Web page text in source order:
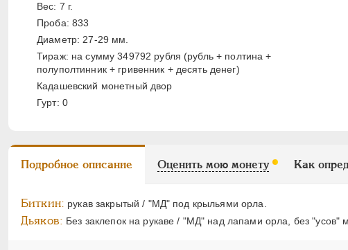
Вес: 7 г.
Проба: 833
Диаметр: 27-29 мм.
Тираж: на сумму 349792 рубля (рубль + полтина +
полуполтинник + гривенник + десять денег)
Кадашевский монетный двор
Гурт: 0
Подробное описание Оценить мою монету Как
Биткин: рукав закрытый / "МД" под крыльями орла.
Дьяков: Без заклепок на рукаве / "МД" над лапами орла, без "усов"